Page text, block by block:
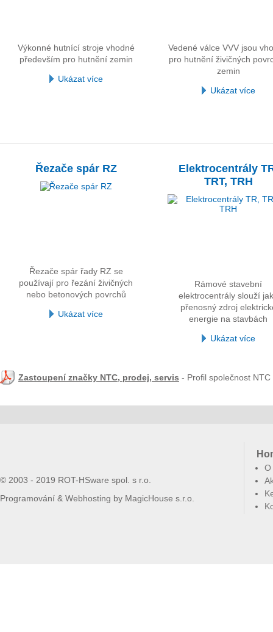
Výkonné hutnící stroje vhodné
především pro hutnění zemin
Ukázat více
Vedené válce VVV jsou
pro hutnění živičných
zemin
Ukázat více
Řezače spár RZ
Řezače spár řady RZ se
používají pro řezání živičných
nebo betonových povrchů
Ukázat více
Elektrocentrály
TRT, TRH
Rámové stavební
elektrocentrály slouží
přenosný zdroj
energie na stavbách
Ukázat více
Zastoupení značky NTC, prodej, servis - Profil společnost NTC
© 2003 - 2019 ROT-HSware spol. s r.o.
Programování & Webhosting by MagicHouse s.r.o.
O